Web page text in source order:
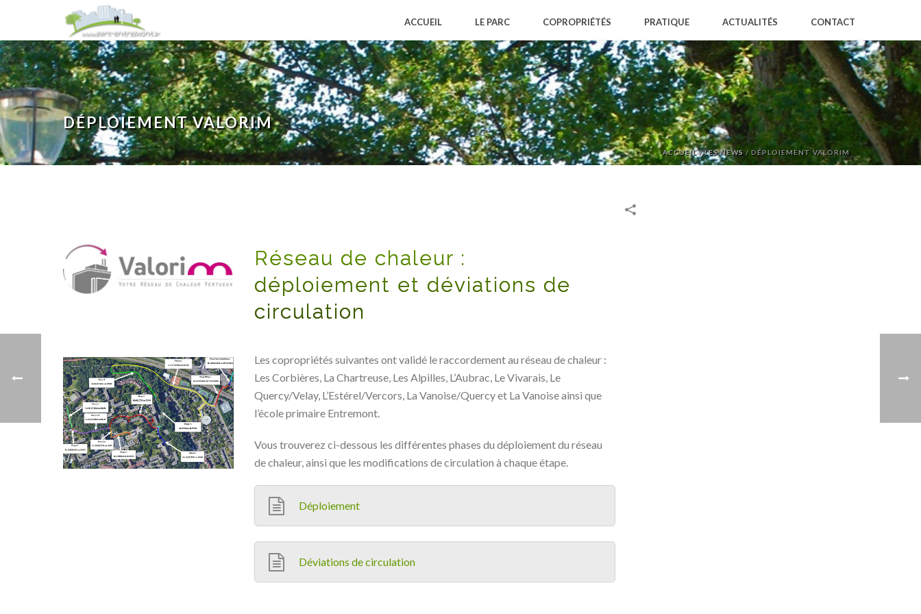
ACCUEIL LE PARC COPROPRIÉTÉS PRATIQUE ACTUALITÉS CONTACT
DÉPLOIEMENT VALORIM
ACCUEIL/LES NEWS / DÉPLOIEMENT VALORIM
Réseau de chaleur :
déploiement et déviations de
circulation
Les copropriétés suivantes ont validé le raccordement au réseau de chaleur :
Les Corbières, La Chartreuse, Les Alpilles, L’Aubrac, Le Vivarais, Le
Quercy/Velay, L’Estérel/Vercors, La Vanoise/Quercy et La Vanoise ainsi que
l’école primaire Entremont.
Vous trouverez ci-dessous les différentes phases du déploiement du réseau
de chaleur, ainsi que les modifications de circulation à chaque étape.
Déploiement
Déviations de circulation